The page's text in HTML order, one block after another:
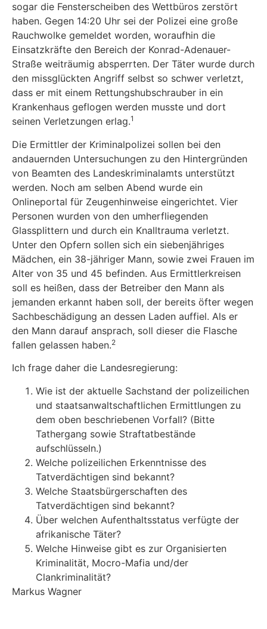
sogar die Fensterscheiben des Wettbüros zerstört
haben. Gegen 14:20 Uhr sei der Polizei eine große
Rauchwolke gemeldet worden, woraufhin die
Einsatzkräfte den Bereich der Konrad-Adenauer-
Straße weiträumig absperrten. Der Täter wurde durch
den missglückten Angriff selbst so schwer verletzt,
dass er mit einem Rettungshubschrauber in ein
Krankenhaus geflogen werden musste und dort
seinen Verletzungen erlag.1
Die Ermittler der Kriminalpolizei sollen bei den
andauernden Untersuchungen zu den Hintergründen
von Beamten des Landeskriminalamts unterstützt
werden. Noch am selben Abend wurde ein
Onlineportal für Zeugenhinweise eingerichtet. Vier
Personen wurden von den umherfliegenden
Glassplittern und durch ein Knalltrauma verletzt.
Unter den Opfern sollen sich ein siebenjähriges
Mädchen, ein 38-jähriger Mann, sowie zwei Frauen im
Alter von 35 und 45 befinden. Aus Ermittlerkreisen
soll es heißen, dass der Betreiber den Mann als
jemanden erkannt haben soll, der bereits öfter wegen
Sachbeschädigung an dessen Laden auffiel. Als er
den Mann darauf ansprach, soll dieser die Flasche
fallen gelassen haben.2
Ich frage daher die Landesregierung:
Wie ist der aktuelle Sachstand der polizeilichen
und staatsanwaltschaftlichen Ermittlungen zu
dem oben beschriebenen Vorfall? (Bitte
Tathergang sowie Straftatbestände
aufschlüsseln.)
Welche polizeilichen Erkenntnisse des
Tatverdächtigen sind bekannt?
Welche Staatsbürgerschaften des
Tatverdächtigen sind bekannt?
Über welchen Aufenthaltsstatus verfügte der
afrikanische Täter?
Welche Hinweise gibt es zur Organisierten
Kriminalität, Mocro-Mafia und/der
Clankriminalität?
Markus Wagner